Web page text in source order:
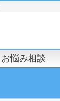
お悩み相談